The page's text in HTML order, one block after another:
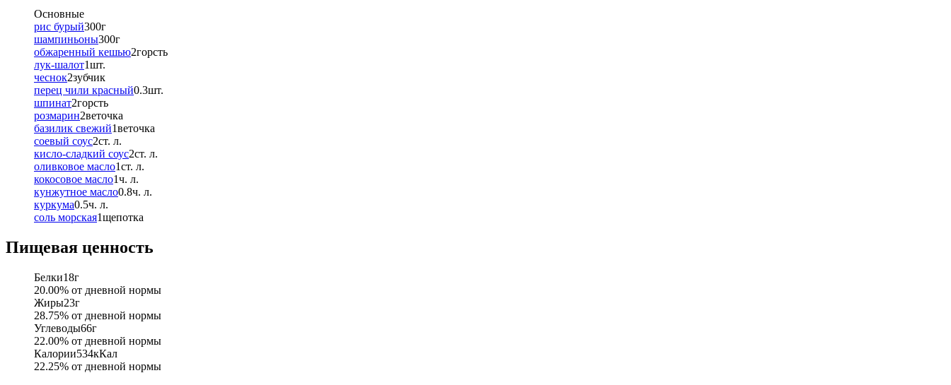
Основные
рис бурый300г
шампиньоны300г
обжаренный кешью2горсть
лук-шалот1шт.
чеснок2зубчик
перец чили красный0.3шт.
шпинат2горсть
розмарин2веточка
базилик свежий1веточка
соевый соус2ст. л.
кисло-сладкий соус2ст. л.
оливковое масло1ст. л.
кокосовое масло1ч. л.
кунжутное масло0.8ч. л.
куркума0.5ч. л.
соль морская1щепотка
Пищевая ценность
Белки18г
20.00% от дневной нормы
Жиры23г
28.75% от дневной нормы
Углеводы66г
22.00% от дневной нормы
Калории534кКал
22.25% от дневной нормы